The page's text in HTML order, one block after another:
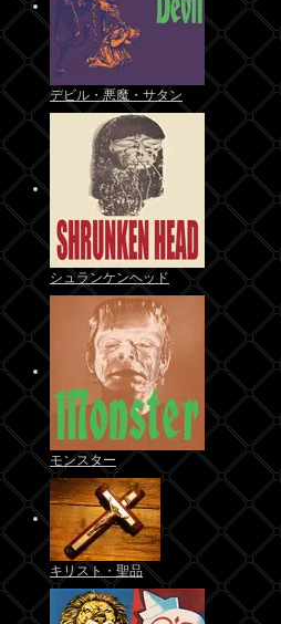
デビル・悪魔・サタン
シュランケンヘッド
モンスター
キリスト・聖品